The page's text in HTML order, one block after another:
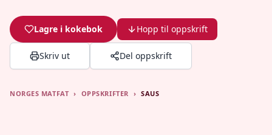
Lagre i kokebok Hopp til oppskrift
Skriv ut Del oppskrift
NORGES MATFAT › OPPSKRIFTER › SAUS